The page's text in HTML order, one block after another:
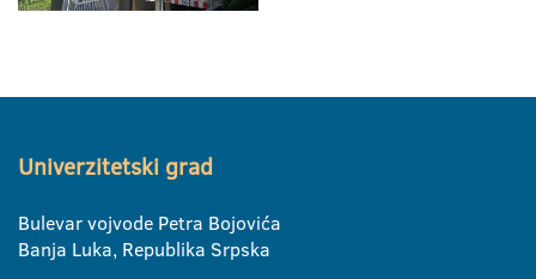
Univerzitetski grad
Bulevar vojvode Petra Bojovića
Banja Luka, Republika Srpska